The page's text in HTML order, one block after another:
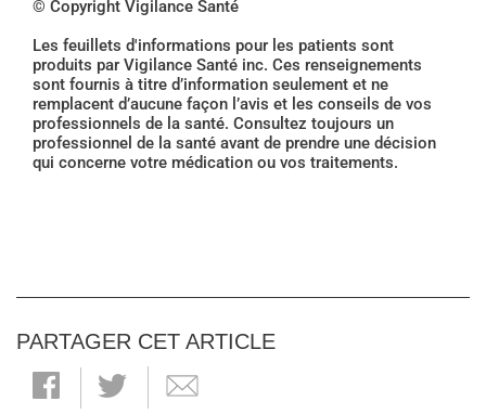
© Copyright Vigilance Santé
Les feuillets d'informations pour les patients sont
produits par Vigilance Santé inc. Ces renseignements
sont fournis à titre d’information seulement et ne
remplacent d’aucune façon l’avis et les conseils de vos
professionnels de la santé. Consultez toujours un
professionnel de la santé avant de prendre une décision
qui concerne votre médication ou vos traitements.
PARTAGER CET ARTICLE